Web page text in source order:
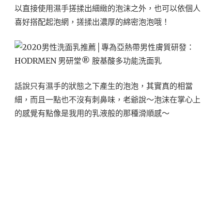
以直接使用濕手搓揉出細緻的泡沫之外，也可以依個人
喜好搭配起泡網，搓揉出濃厚的綿密泡泡哦！
話說只有濕手的狀態之下產生的泡泡，其實真的相當
細，而且一點也不沒有刺鼻味，老爺說～泡沫在掌心上
的感覺有點像是我用的乳液般的那種滑順感～